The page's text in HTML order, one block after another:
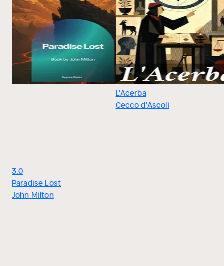
3.0
Paradise Lost
John Milton
L'Acerba
Cecco d'Ascoli